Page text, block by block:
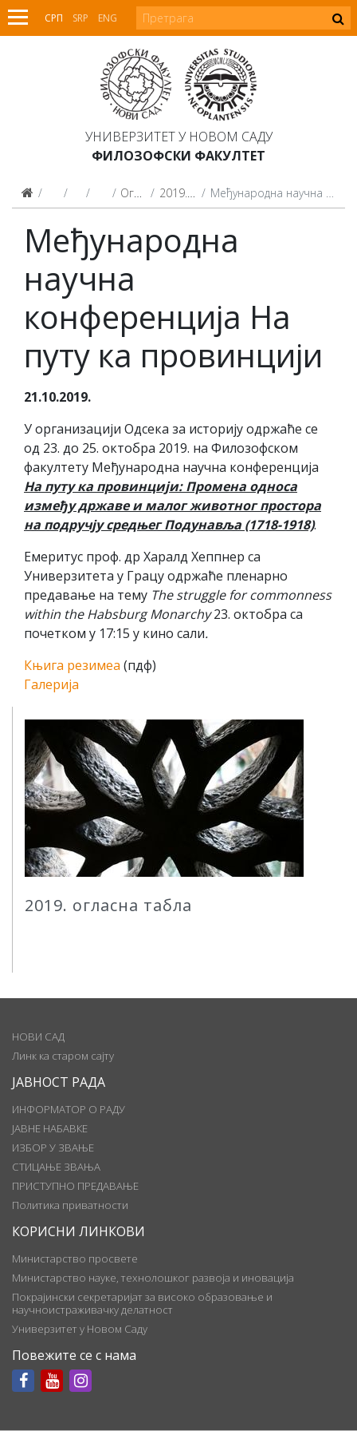
СРП SRP ENG
УНИВЕРЗИТЕТ У НОВОМ САДУ
ФИЛОЗОФСКИ ФАКУЛТЕТ
ФакултетОдсециИсторија
Огласна табла 2019. огласна табла Mеђународна научна конференција На путу ка провинцији
2019. огласна табла
Mеђународна
научна
конференција На
путу ка провинцији
21.10.2019.
У организацији Одсека за историју одржаће се
од 23. до 25. октобра 2019. на Филозофском
факултету Mеђународна научна конференција
На путу ка провинцији: Промена односа
између државе и малог животног простора
на подручју средњег Подунавља (1718-1918).
Емеритус проф. др Харалд Хеппнер са
Универзитета у Грацу одржаће пленарно
предавање на тему The struggle for commonness
within the Habsburg Monarchy23. октобра са
почетком у 17:15 у кино сали.
Књига резимеа (пдф)
Галерија
НОВИ САД
Линк ка старом сајту
ЈАВНОСТ РАДА
ИНФОРМАТОР О РАДУ
ЈАВНЕ НАБАВКЕ
ИЗБОР У ЗВАЊЕ
СТИЦАЊЕ ЗВАЊА
ПРИСТУПНО ПРЕДАВАЊЕ
Политика приватности
КОРИСНИ ЛИНКОВИ
Министарство просвете
Министарство науке, технолошког развоја и иновација
Покрајински секретаријат за високо образовање и
научноистраживачку делатност
Универзитет у Новом Саду
Повежите се с нама